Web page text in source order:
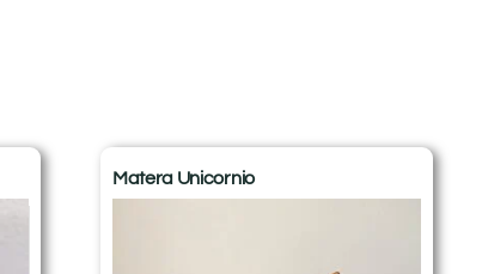
Matera Unicornio